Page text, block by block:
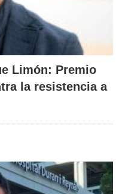
Limón: Premio
la resistencia a